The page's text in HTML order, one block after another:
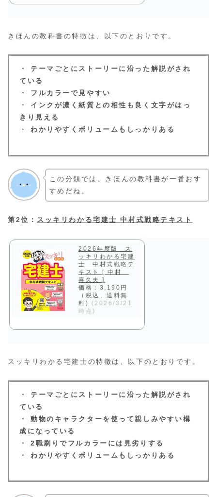
きほんの教科書の特徴は、以下のとおりです。
・ テーマごとにストーリーに沿った解説がされ
ている
・ フルカラーで見やすい
・ インクが濃く紙質との相性も良く文字がはっ
きり見える
・ わかりやすくボリュームもしっかりある
この分類では、きほんの教科書が一番おす
すめだね。
第2位： スッキリわかる宅建士 中村式戦略テキスト
2026年度版 ス
ッキリわかる宅建
士 中村式戦略テ
キスト [ 中村
喜久夫 ]
価格：3,190円
（税込、送料無
料)
(2026/3/21
時点)
スッキリわかる宅建士の特徴は、以下のとおりです。
・ テーマごとにストーリーに沿った解説がされ
ている
・ 動物のキャラクターを使って親しみやすい構
成になっている
・ 2職刷りでフルカラーには見劣りする
・ わかりやすくボリュームもしっかりある